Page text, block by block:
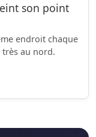
son point
endroit chaque
très au nord.